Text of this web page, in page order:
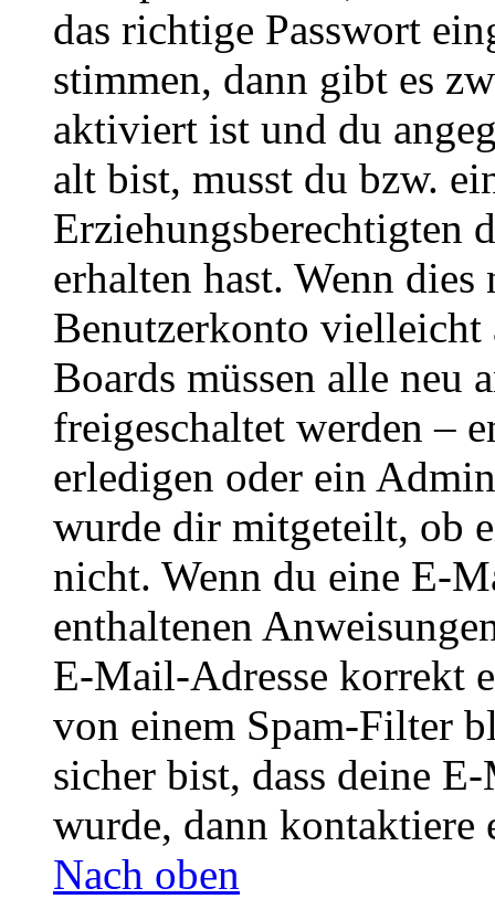
das richtige Passwort
stimmen, dann gibt es
aktiviert ist und du
alt bist, musst du bzw.
Erziehungsberechtigten
erhalten hast. Wenn
Benutzerkonto
Boards müssen alle neu
freigeschaltet werden –
erledigen oder ein
wurde dir mitgeteilt, ob
nicht. Wenn du eine E-
enthaltenen
E-Mail-Adresse korrekt
von einem Spam-Filter
sicher bist, dass deine
wurde, dann kontaktiere
Nach oben